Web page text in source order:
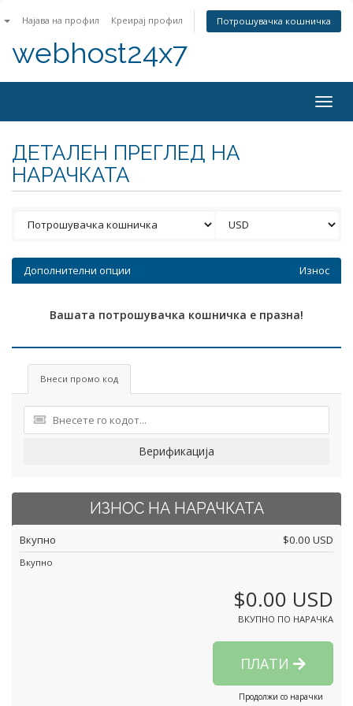
Најава на профил Креирај профил Потрошувачка кошничка
webhost24x7
ДЕТАЛЕН ПРЕГЛЕД НА
НАРАЧКАТА
Дополнителни опции Износ
Вашата потрошувачка кошничка е празна!
Внеси промо код
Верификација
ИЗНОС НА НАРАЧКАТА
Вкупно $0.00 USD
Вкупно
$0.00 USD
ВКУПНО ПО НАРАЧКА
ПЛАТИ
Продолжи со нарачки